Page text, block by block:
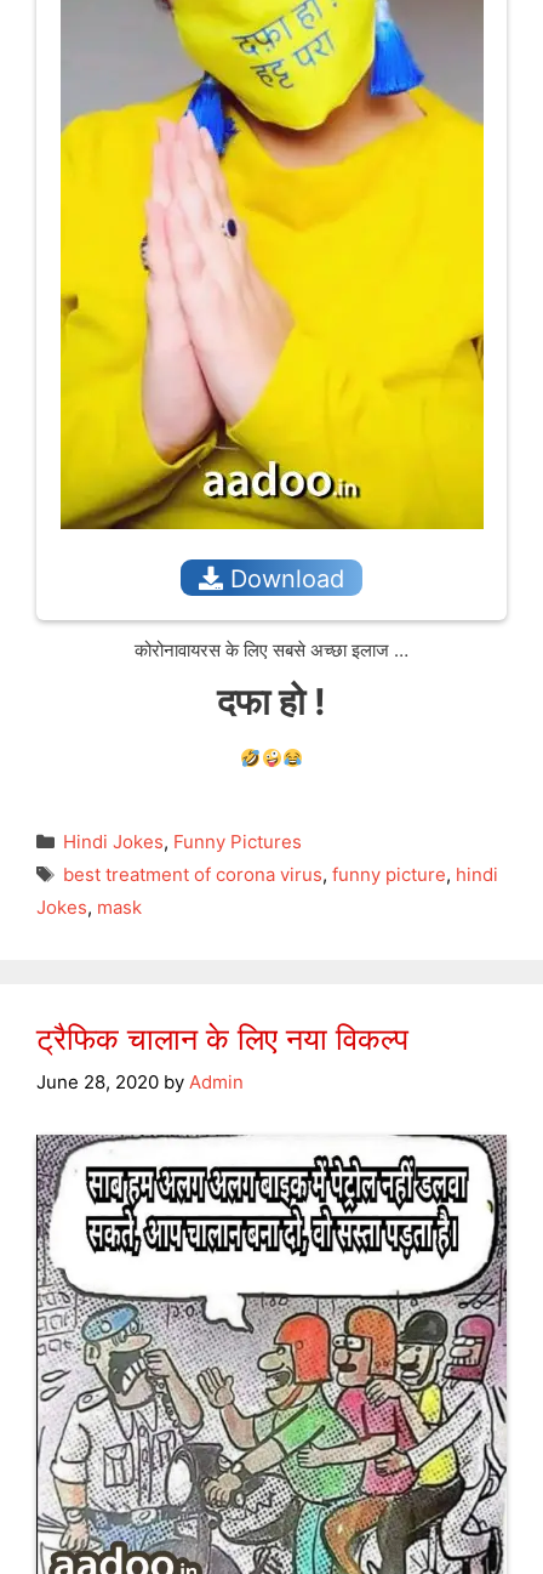
Download
कोरोनावायरस के लिए सबसे अच्छा इलाज …
दफा हो !
Categories
Hindi Jokes, Funny Pictures
Tags
best treatment of corona virus, funny picture, hindi
Jokes, mask
ट्रैफिक चालान के लिए नया विकल्प
June 28, 2020 by Admin